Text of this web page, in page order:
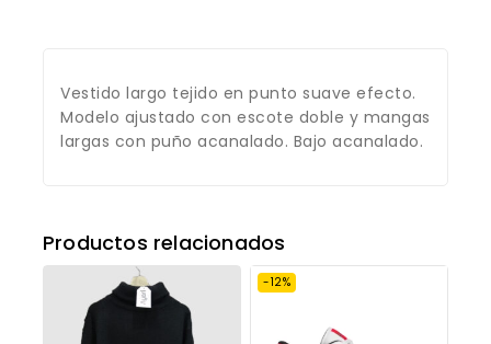
Vestido largo tejido en punto suave efecto.
Modelo ajustado con escote doble y mangas
largas con puño acanalado. Bajo acanalado.
Productos relacionados
-12%